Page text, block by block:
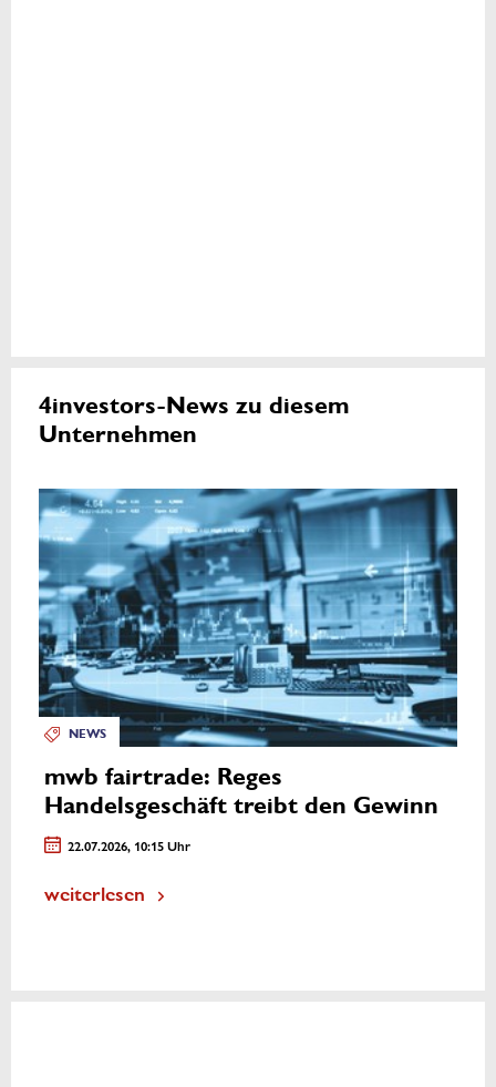
4investors-News zu diesem
Unternehmen
NEWS
mwb fairtrade: Reges
Handelsgeschäft treibt den Gewinn
22.07.2026, 10:15 Uhr
weiterlesen